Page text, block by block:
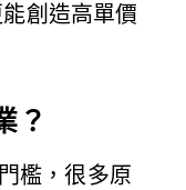
創造高單價
？
檻，很多原